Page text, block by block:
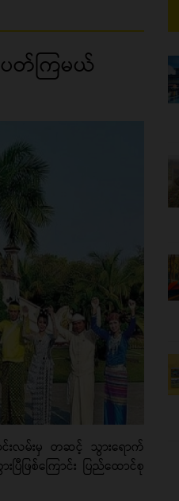
ည်ပတ်ကြမယ်
င်းလမ်းမှ တဆင့် သွားရောက်
ြစ်ကြောင်း ပြည်ထောင်စု